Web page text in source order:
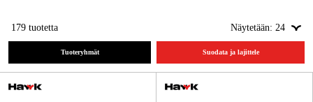
Deutschland
Sähkö ja rakentaminen
Metsä & Puutarha
179 tuotetta Näytetään: 24
Tuoteryhmät Suodata ja lajittele